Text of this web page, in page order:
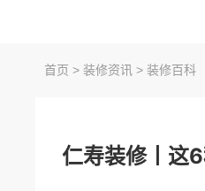
首页 > 装修资讯 > 装修百科
仁寿装修丨这